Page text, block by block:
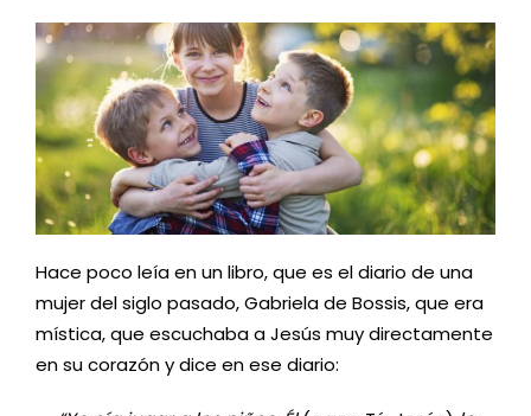
Hace poco leía en un libro, que es el diario de una
mujer del siglo pasado, Gabriela de Bossis, que era
mística, que escuchaba a Jesús muy directamente
en su corazón y dice en ese diario: